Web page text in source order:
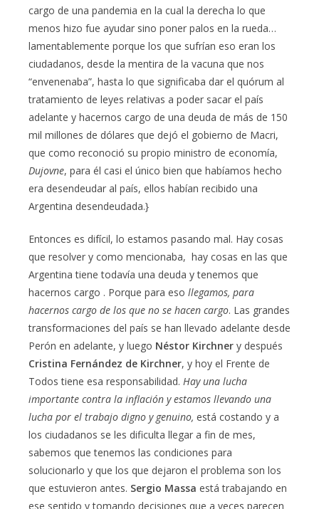
cargo de una pandemia en la cual la derecha lo que
menos hizo fue ayudar sino poner palos en la rueda…
lamentablemente porque los que sufrían eso eran los
ciudadanos, desde la mentira de la vacuna que nos
“envenenaba”, hasta lo que significaba dar el quórum al
tratamiento de leyes relativas a poder sacar el país
adelante y hacernos cargo de una deuda de más de 150
mil millones de dólares que dejó el gobierno de Macri,
que como reconoció su propio ministro de economía,
Dujovne, para él casi el único bien que habíamos hecho
era desendeudar al país, ellos habían recibido una
Argentina desendeudada.}
Entonces es difícil, lo estamos pasando mal. Hay cosas
que resolver y como mencionaba, hay cosas en las que
Argentina tiene todavía una deuda y tenemos que
hacernos cargo . Porque para eso llegamos, para
hacernos cargo de los que no se hacen cargo. Las grandes
transformaciones del país se han llevado adelante desde
Perón en adelante, y luego Néstor Kirchner y después
Cristina Fernández de Kirchner, y hoy el Frente de
Todos tiene esa responsabilidad. Hay una lucha
importante contra la inflación y estamos llevando una
lucha por el trabajo digno y genuino, está costando y a
los ciudadanos se les dificulta llegar a fin de mes,
sabemos que tenemos las condiciones para
solucionarlo y que los que dejaron el problema son los
que estuvieron antes. Sergio Massa está trabajando en
ese sentido y tomando decisiones que a veces parecen